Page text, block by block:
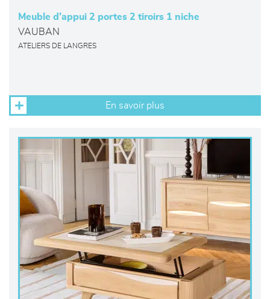
Meuble d’appui 2 portes 2 tiroirs 1 niche
VAUBAN
ATELIERS DE LANGRES
En savoir plus